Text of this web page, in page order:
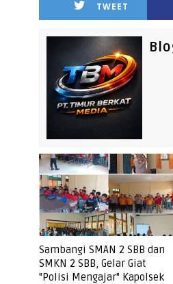
TWEET
Sambangi SMAN 2 SBB dan
SMKN 2 SBB, Gelar Giat
"Polisi Mengajar" Kapolsek